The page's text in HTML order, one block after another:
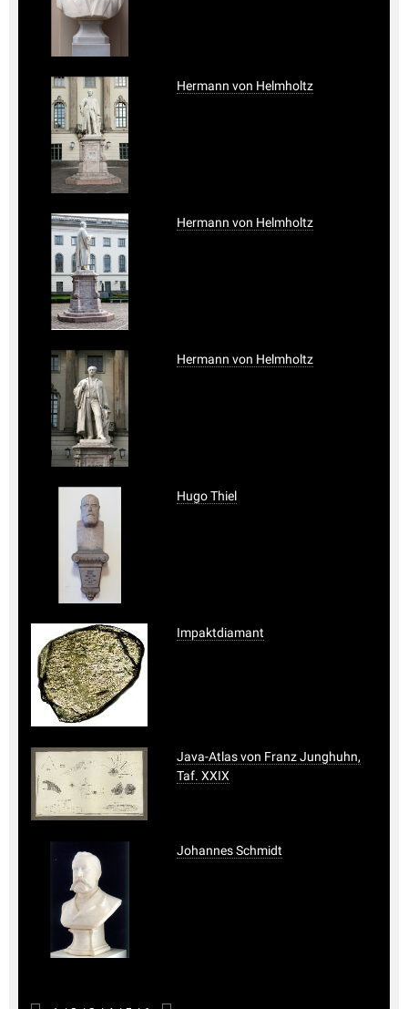
Hermann von Helmholtz
Hermann von Helmholtz
Hermann von Helmholtz
Hugo Thiel
Impaktdiamant
Java-Atlas von Franz Junghuhn,
Taf. XXIX
Johannes Schmidt